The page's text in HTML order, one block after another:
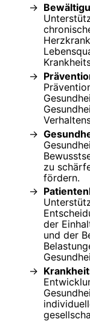
zu
fördern.
der
und der